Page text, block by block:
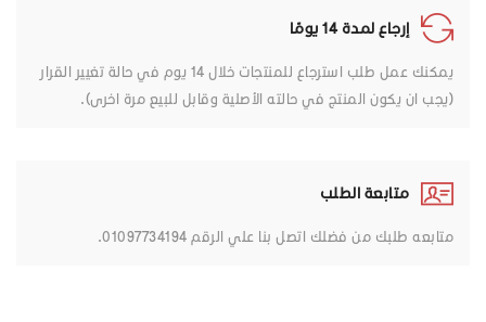
إرجاع لمدة 14 يومًا
يمكنك عمل طلب استرجاع للمنتجات خلال 14 يوم في حالة تغيير القرار
(يجب ان يكون المنتج في حالته الأصلية وقابل للبيع مرة اخرى).
متابعة الطلب
متابعه طلبك من فضلك اتصل بنا علي الرقم 01097734194.